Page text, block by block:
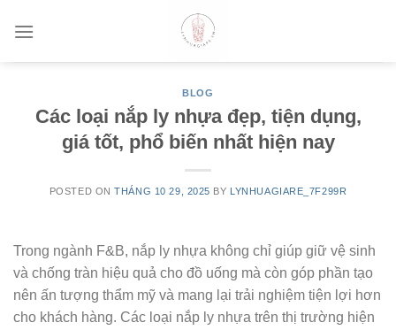
BLOG
Các loại nắp ly nhựa đẹp, tiện dụng,
giá tốt, phổ biến nhất hiện nay
POSTED ONTHÁNG 10 29, 2025 BY LYNHUAGIARE_7F299R
Trong ngành F&B, nắp ly nhựa không chỉ giúp giữ vệ sinh
và chống tràn hiệu quả cho đồ uống mà còn góp phần tạo
nên ấn tượng thẩm mỹ và mang lại trải nghiệm tiện lợi hơn
cho khách hàng. Các loại nắp ly nhựa trên thị trường hiện